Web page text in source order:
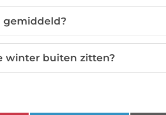
gemiddeld?
winter buiten zitten?